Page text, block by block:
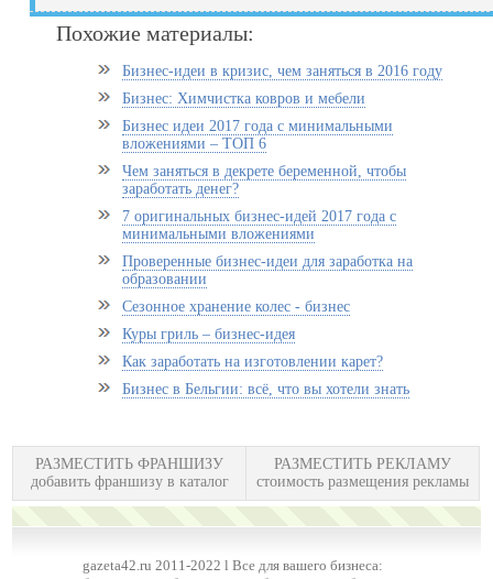
Похожие материалы:
Бизнес-идеи в кризис, чем заняться в 2016 году
Бизнес: Химчистка ковров и мебели
Бизнес идеи 2017 года с минимальными
вложениями – ТОП 6
Чем заняться в декрете беременной, чтобы
заработать денег?
7 оригинальных бизнес-идей 2017 года с
минимальными вложениями
Проверенные бизнес-идеи для заработка на
образовании
Сезонное хранение колес - бизнес
Куры гриль – бизнес-идея
Как заработать на изготовлении карет?
Бизнес в Бельгии: всё, что вы хотели знать
РАЗМЕСТИТЬ ФРАНШИЗУ
добавить франшизу в каталог
РАЗМЕСТИТЬ РЕКЛАМУ
стоимость размещения рекламы
gazeta42.ru 2011-2022 l Все для вашего бизнеса: